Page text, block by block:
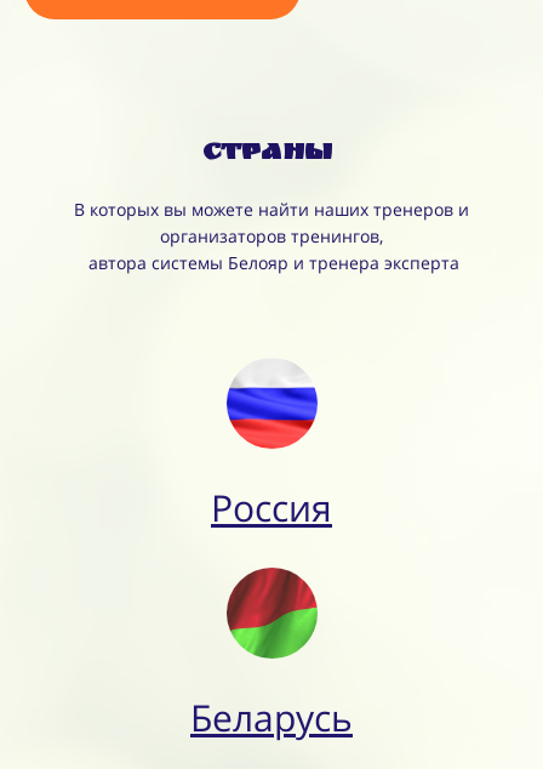
Страны
В которых вы можете найти наших тренеров и
организаторов тренингов,
автора системы Белояр и тренера эксперта
Россия
Беларусь